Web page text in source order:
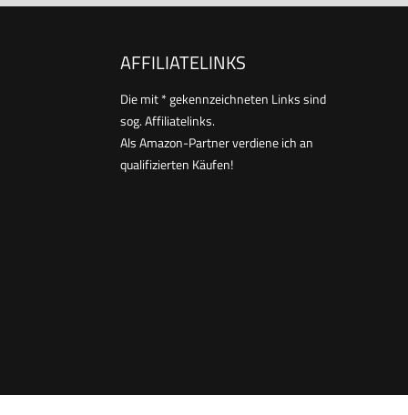
AFFILIATELINKS
Die mit * gekennzeichneten Links sind
sog. Affiliatelinks.
Als Amazon-Partner verdiene ich an
qualifizierten Käufen!